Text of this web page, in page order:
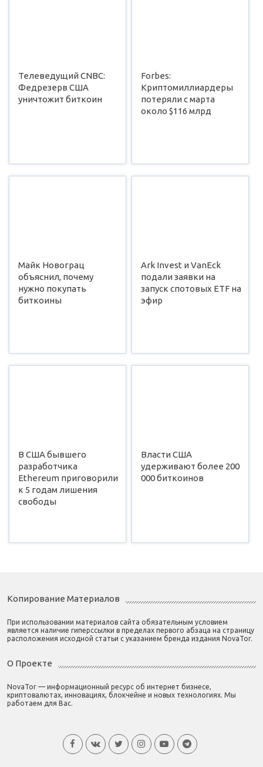
Телеведущий CNBC:
Федрезерв США
уничтожит биткоин
Forbes:
Криптомиллиардеры
потеряли с марта
около $116 млрд
Майк Новограц
объяснил, почему
нужно покупать
биткоины
Ark Invest и VanEck
подали заявки на
запуск спотовых ETF на
эфир
В США бывшего
разработчика
Ethereum приговорили
к 5 годам лишения
свободы
Власти США
удерживают более 200
000 биткоинов
Копирование Материалов
При использовании материалов сайта обязательным условием
является наличие гиперссылки в пределах первого абзаца на страницу
расположения исходной статьи с указанием бренда издания NovaTor.
О Проекте
NovaTor — информационный ресурс об интернет бизнесе,
криптовалютах, инновациях, блокчейне и новых технологиях. Мы
работаем для Вас.